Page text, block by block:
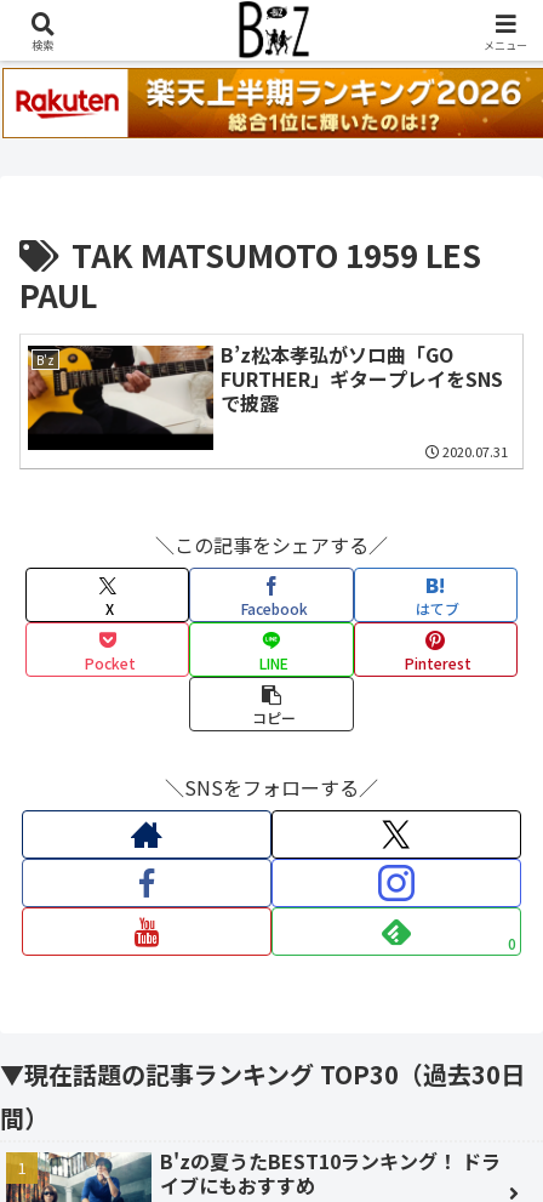
稲葉浩志『en-Zepp』『enⅣ』セトリ一覧はこちら
TAK MATSUMOTO 1959 LES
PAUL
B'z
B’z松本孝弘がソロ曲「GO
FURTHER」ギタープレイをSNS
で披露
2020.07.31
＼この記事をシェアする／
X Facebook はてブ
Pocket LINE Pinterest
コピー
＼SNSをフォローする／
0
▼現在話題の記事ランキング TOP30（過去30日
間）
B'zの夏うたBEST10ランキング！ ドラ
イブにもおすすめ
検索 メニュー